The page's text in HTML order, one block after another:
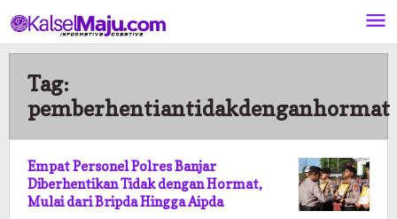
ke
konten
Tag:
pemberhentiantidakdenganhormat
Empat Personel Polres Banjar
Diberhentikan Tidak dengan Hormat,
Mulai dari Bripda Hingga Aipda